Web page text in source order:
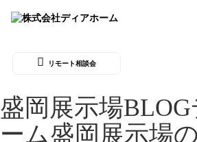
リモート相談会
盛岡展示場BLOG
ーム盛岡展示場